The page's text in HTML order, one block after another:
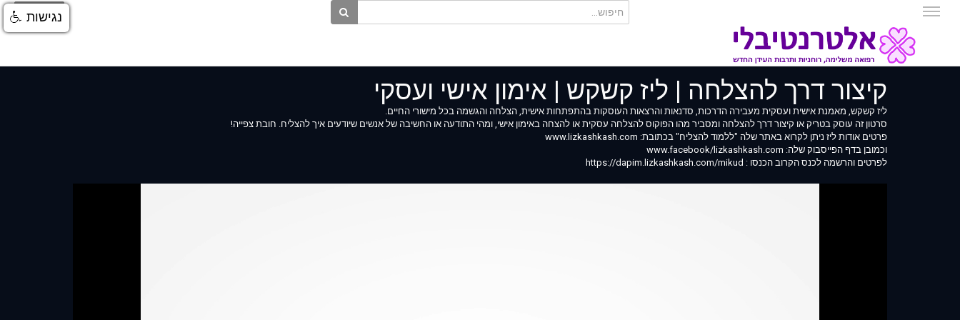
התחברות
קיצור דרך להצלחה | ליז קשקש | אימון אישי ועסקי
ליז קשקש, מאמנת אישית ועסקית מעבירה הדרכות, סדנאות והרצאות העוסקות בהתפתחות אישית, הצלחה והגשמה בכל מישורי החיים.
סרטון זה עוסק בטריק או קיצור דרך להצלחה ומסביר מהו הפוקוס להצלחה עסקית או להצחה באימון אישי, ומהי התודעה או החשיבה של אנשים שיודעים איך להצליח. חובת צפייה!
פרטים אודות ליז ניתן לקרוא באתר שלה "ללמוד להצליח" בכתובת: www.lizkashkash.com
וכמובן בדף הפייסבוק שלה: www.facebook/lizkashkash.com
לפרטים והרשמה לכנס הקרוב הכנסו : https://dapim.lizkashkash.com/mikud
נגישות